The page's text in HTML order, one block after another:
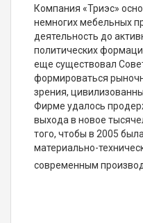
Компания «Триэс»
немногих мебельных
деятельность до
политических
еще существовал
формироваться
зрения,
Фирме удалось
выхода в новое
того, чтобы в 2005
материально-
современным